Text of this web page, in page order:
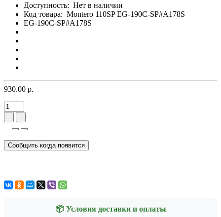
Доступность: Нет в наличии
Код товара: Montero 110SP EG-190C-SP#A178S
EG-190C-SP#A178S
930.00 р.
Сообщить когда появится
📦 Условия доставки и оплаты